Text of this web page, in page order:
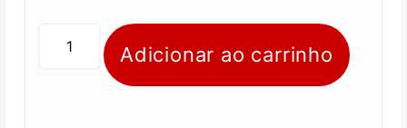
Adicionar ao carrinho